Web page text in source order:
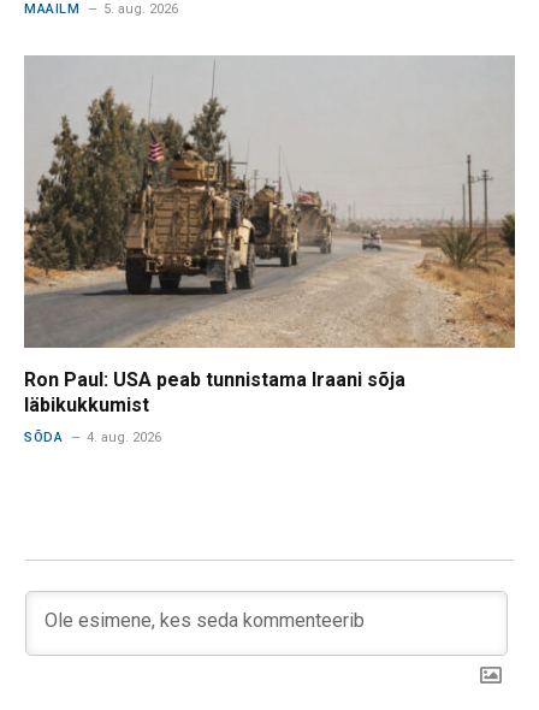
MAAILM 5. aug. 2026
Ron Paul: USA peab tunnistama Iraani sõja
läbikukkumist
SÕDA 4. aug. 2026